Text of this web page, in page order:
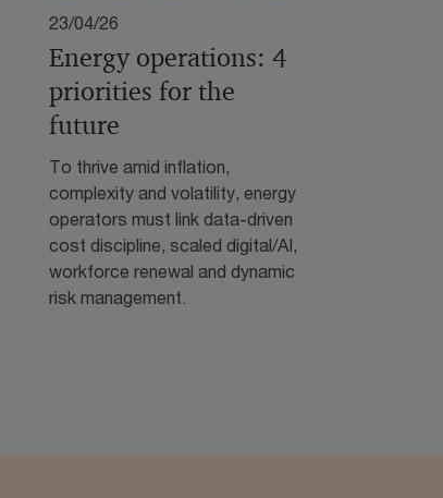
23/04/26
Energy operations: 4
priorities for the
future
To thrive amid inflation,
complexity and volatility, energy
operators must link data-driven
cost discipline, scaled digital/AI,
workforce renewal and dynamic
risk management.